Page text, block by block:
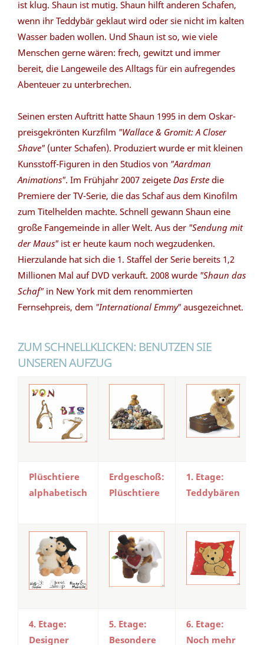
ist klug. Shaun ist mutig. Shaun hilft anderen Schafen,
wenn ihr Teddybär geklaut wird oder sie nicht im kalten
Wasser baden wollen. Und Shaun ist so, wie viele
Menschen gerne wären: frech, gewitzt und immer
bereit, die Langeweile des Alltags für ein aufregendes
Abenteuer zu unterbrechen.
Seinen ersten Auftritt hatte Shaun 1995 in dem Oskar-
preisgekrönten Kurzfilm "Wallace & Gromit: A Closer
Shave" (unter Schafen). Produziert wurde er mit kleinen
Kunsstoff-Figuren in den Studios von "Aardman
Animations". Im Frühjahr 2007 zeigete Das Erste die
Premiere der TV-Serie, die das Schaf aus dem Kinofilm
zum Titelhelden machte. Schnell gewann Shaun eine
große Fangemeinde in aller Welt. Aus der "Sendung mit
der Maus" ist er heute kaum noch wegzudenken.
Hierzulande hat sich die 1. Staffel der Serie bereits 1,2
Millionen Mal auf DVD verkauft. 2008 wurde "Shaun das
Schaf" in New York mit dem renommierten
Fernsehpreis, dem "International Emmy" ausgezeichnet.
ZUM SCHNELLKLICKEN: BENUTZEN SIE
UNSEREN AUFZUG
Plüschtiere
alphabetisch
Erdgeschoß:
Plüschtiere
1. Etage:
Teddybären
4. Etage:
Designer
5. Etage:
Besondere
6. Etage:
Noch mehr